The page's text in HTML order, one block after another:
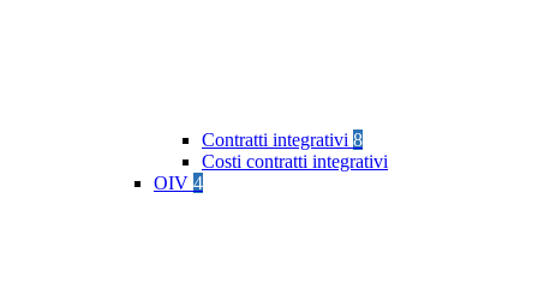
Contratti integrativi 8
Costi contratti integrativi
OIV 4